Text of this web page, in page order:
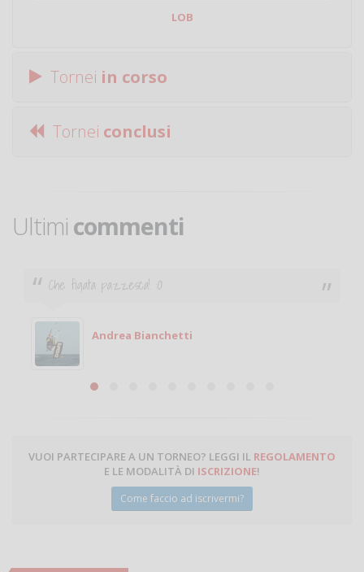
LOB
Tornei in corso
Tornei conclusi
Ultimi commenti
Che figata pazzesca! :O
Andrea Bianchetti
VUOI PARTECIPARE A UN TORNEO? LEGGI IL REGOLAMENTO
E LE MODALITÀ DI ISCRIZIONE!
Come faccio ad iscrivermi?